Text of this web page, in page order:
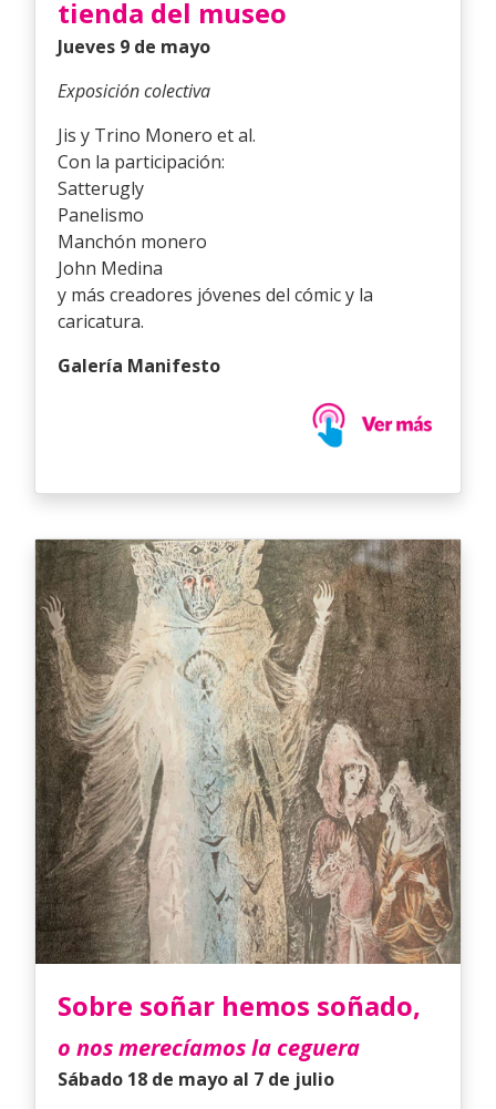
tienda del museo
Jueves 9 de mayo
Exposición colectiva
Jis y Trino Monero et al.
Con la participación:
Satterugly
Panelismo
Manchón monero
John Medina
y más creadores jóvenes del cómic y la
caricatura.
Galería Manifesto
Sobre soñar hemos soñado,
o nos merecíamos la ceguera
Sábado 18 de mayo al 7 de julio